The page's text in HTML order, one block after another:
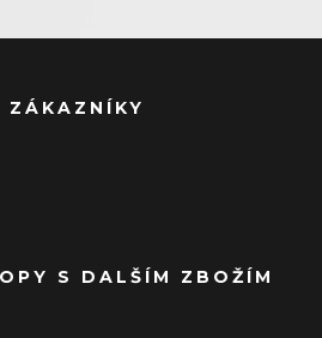
ZÁKAZNÍKY
S DALŠÍM ZBOŽÍM